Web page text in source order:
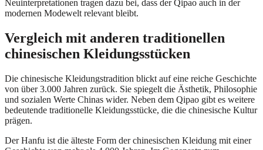
Neuinterpretationen tragen dazu bei, dass der Qipao auch in der
modernen Modewelt relevant bleibt.
Vergleich mit anderen traditionellen
chinesischen Kleidungsstücken
Die chinesische Kleidungstradition blickt auf eine reiche Geschichte
von über 3.000 Jahren zurück. Sie spiegelt die Ästhetik, Philosophie
und sozialen Werte Chinas wider. Neben dem Qipao gibt es weitere
bedeutende traditionelle Kleidungsstücke, die die chinesische Kultur
prägen.
Der Hanfu ist die älteste Form der chinesischen Kleidung mit einer